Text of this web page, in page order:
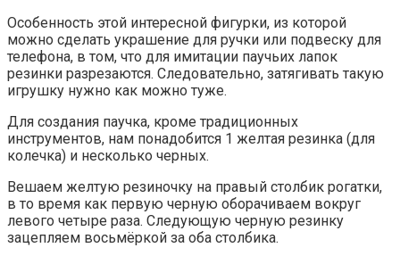
Особенность этой интересной фигурки, из которой
можно сделать украшение для ручки или подвеску для
телефона, в том, что для имитации паучьих лапок
резинки разрезаются. Следовательно, затягивать такую
игрушку нужно как можно туже.
Для создания паучка, кроме традиционных
инструментов, нам понадобится 1 желтая резинка (для
колечка) и несколько черных.
Вешаем желтую резиночку на правый столбик рогатки,
в то время как первую черную оборачиваем вокруг
левого четыре раза. Следующую черную резинку
зацепляем восьмёркой за оба столбика.